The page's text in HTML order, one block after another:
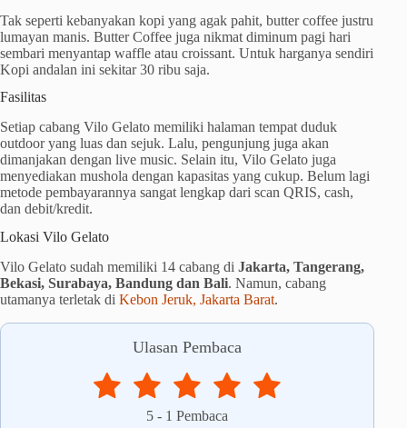
Tak seperti kebanyakan kopi yang agak pahit, butter coffee justru
lumayan manis. Butter Coffee juga nikmat diminum pagi hari
sembari menyantap waffle atau croissant. Untuk harganya sendiri
Kopi andalan ini sekitar 30 ribu saja.
Fasilitas
Setiap cabang Vilo Gelato memiliki halaman tempat duduk
outdoor yang luas dan sejuk. Lalu, pengunjung juga akan
dimanjakan dengan live music. Selain itu, Vilo Gelato juga
menyediakan mushola dengan kapasitas yang cukup. Belum lagi
metode pembayarannya sangat lengkap dari scan QRIS, cash,
dan debit/kredit.
Lokasi Vilo Gelato
Vilo Gelato sudah memiliki 14 cabang di Jakarta, Tangerang,
Bekasi, Surabaya, Bandung dan Bali. Namun, cabang
utamanya terletak di Kebon Jeruk, Jakarta Barat.
Ulasan Pembaca
5 - 1 Pembaca